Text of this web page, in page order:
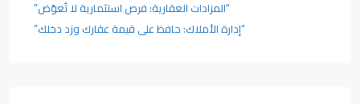
“المزادات العقارية: فرص استثمارية لا تُعوّض”
“إدارة الأملاك: حافظ على قيمة عقارك وزد دخلك”